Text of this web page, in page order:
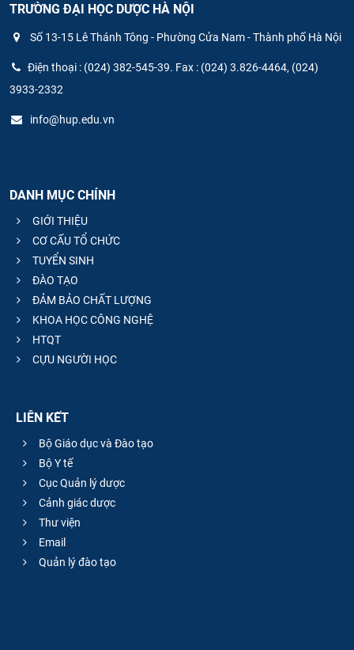
TRƯỜNG ĐẠI HỌC DƯỢC HÀ NỘI
Số 13-15 Lê Thánh Tông - Phường Cửa Nam - Thành phố Hà Nội
Điện thoại : (024) 382-545-39. Fax : (024) 3.826-4464, (024)
3933-2332
info@hup.edu.vn
DANH MỤC CHÍNH
GIỚI THIỆU
CƠ CẤU TỔ CHỨC
TUYỂN SINH
ĐÀO TẠO
ĐẢM BẢO CHẤT LƯỢNG
KHOA HỌC CÔNG NGHỆ
HTQT
CỰU NGƯỜI HỌC
LIÊN KẾT
Bộ Giáo dục và Đào tạo
Bộ Y tế
Cục Quản lý dược
Cảnh giác dược
Thư viện
Email
Quản lý đào tạo